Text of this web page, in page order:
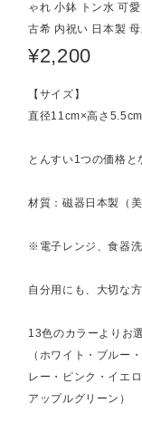
ゃれ 小鉢 トン水 可
古希 内祝い 日本製
¥2,200
【サイズ】
直径11cm×高さ
とんすい1つの価格と
材質：磁器日本製（美
※電子レンジ、食器
自分用にも、大切な
13色のカラーよりお
（ホワイト・ブルー
レー・ピンク・イエ
アップルグリーン）